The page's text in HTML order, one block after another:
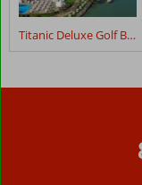
Titanic Deluxe Golf Belek